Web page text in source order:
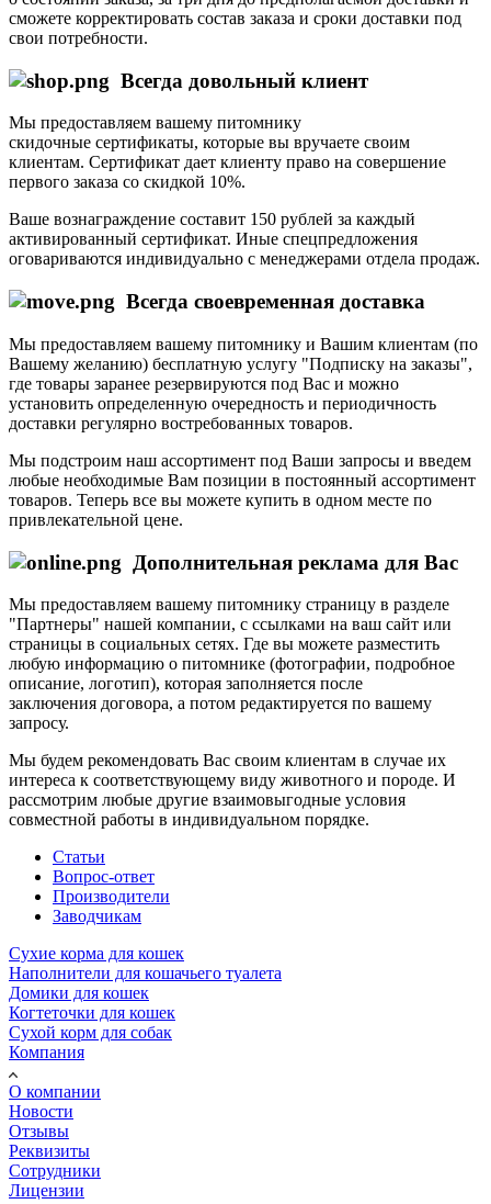
сможете корректировать состав заказа и сроки доставки под
свои потребности.
Всегда довольный клиент
Мы предоставляем вашему питомнику
скидочные сертификаты, которые вы вручаете своим
клиентам. Сертификат дает клиенту право на совершение
первого заказа со скидкой 10%.
Ваше вознаграждение составит 150 рублей за каждый
активированный сертификат. Иные спецпредложения
оговариваются индивидуально с менеджерами отдела продаж.
Всегда своевременная доставка
Мы предоставляем вашему питомнику и Вашим клиентам (по
Вашему желанию) бесплатную услугу "Подписку на заказы",
где товары заранее резервируются под Вас и можно
установить определенную очередность и периодичность
доставки регулярно востребованных товаров.
Мы подстроим наш ассортимент под Ваши запросы и введем
любые необходимые Вам позиции в постоянный ассортимент
товаров. Теперь все вы можете купить в одном месте по
привлекательной цене.
Дополнительная реклама для Вас
Мы предоставляем вашему питомнику страницу в разделе
"Партнеры" нашей компании, с ссылками на ваш сайт или
страницы в социальных сетях. Где вы можете разместить
любую информацию о питомнике (фотографии, подробное
описание, логотип), которая заполняется после
заключения договора, а потом редактируется по вашему
запросу.
Мы будем рекомендовать Вас своим клиентам в случае их
интереса к соответствующему виду животного и породе. И
рассмотрим любые другие взаимовыгодные условия
совместной работы в индивидуальном порядке.
Статьи
Вопрос-ответ
Производители
Заводчикам
Сухие корма для кошек
Наполнители для кошачьего туалета
Домики для кошек
Когтеточки для кошек
Сухой корм для собак
Компания
О компании
Новости
Отзывы
Реквизиты
Сотрудники
Лицензии